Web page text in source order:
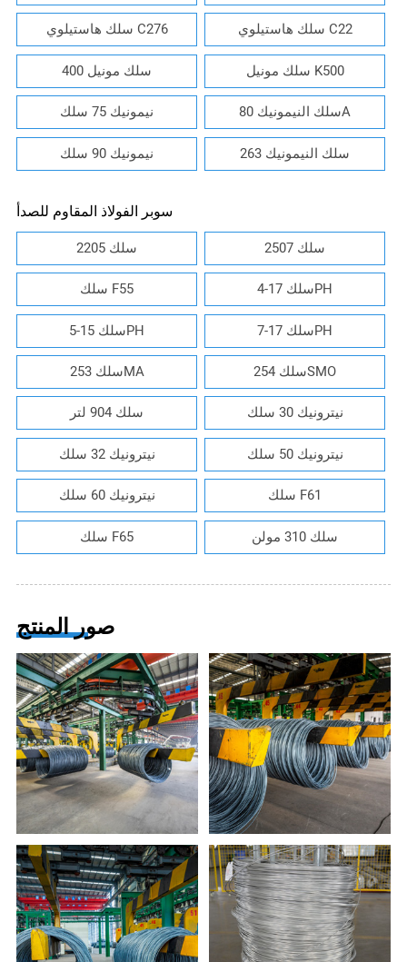
سلك هاستيلوي C276 سلك هاستيلوي C22
سلك مونيل 400 سلك مونيل K500
نيمونيك 75 سلك سلك النيمونيك 80A
نيمونيك 90 سلك سلك النيمونيك 263
سوبر الفولاذ المقاوم للصدأ
2205 سلك 2507 سلك
سلك F55 سلك 17-4PH
سلك 15-5PH سلك 17-7PH
سلك 253MA سلك 254SMO
سلك 904 لتر نيترونيك 30 سلك
نيترونيك 32 سلك نيترونيك 50 سلك
نيترونيك 60 سلك سلك F61
سلك F65 سلك 310 مولن
صور المنتج